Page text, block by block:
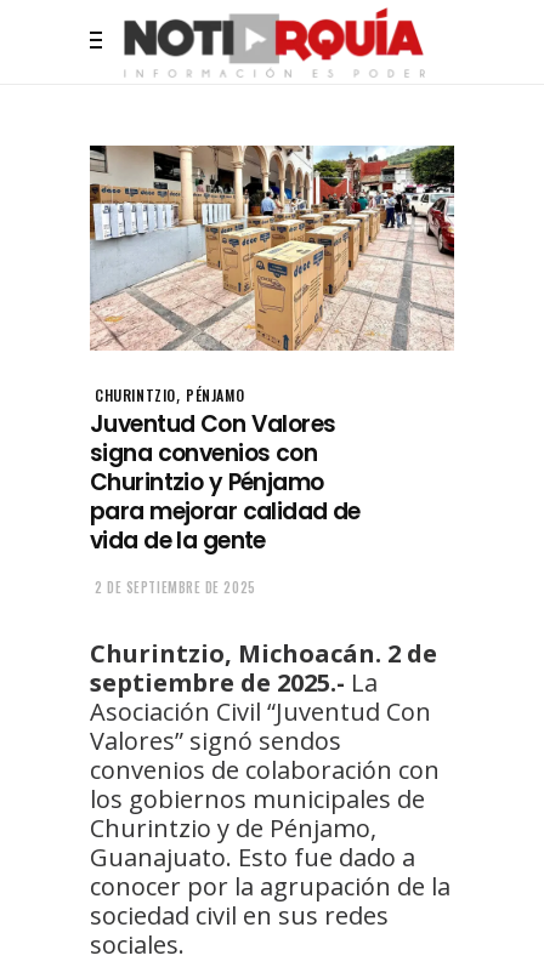
CHURINTZIO, PÉNJAMO
Juventud Con Valores
signa convenios con
Churintzio y Pénjamo
para mejorar calidad de
vida de la gente
2 DE SEPTIEMBRE DE 2025
Churintzio, Michoacán. 2 de
septiembre de 2025.- La
Asociación Civil “Juventud Con
Valores” signó sendos
convenios de colaboración con
los gobiernos municipales de
Churintzio y de Pénjamo,
Guanajuato. Esto fue dado a
conocer por la agrupación de la
sociedad civil en sus redes
sociales.